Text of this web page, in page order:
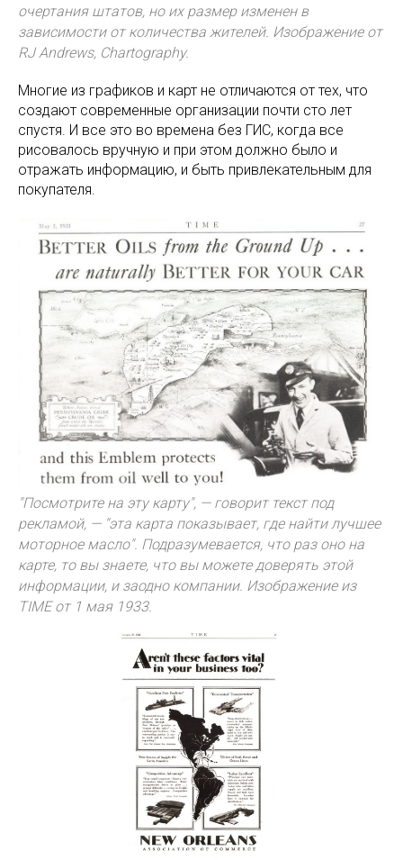
очертания штатов, но их размер изменен в
зависимости от количества жителей. Изображение от
RJ Andrews, Chartography.
Многие из графиков и карт не отличаются от тех, что
создают современные организации почти сто лет
спустя. И все это во времена без ГИС, когда все
рисовалось вручную и при этом должно было и
отражать информацию, и быть привлекательным для
покупателя.
"Посмотрите на эту карту", — говорит текст под
рекламой, — "эта карта показывает, где найти лучшее
моторное масло". Подразумевается, что раз оно на
карте, то вы знаете, что вы можете доверять этой
информации, и заодно компании. Изображение из
TIME от 1 мая 1933.